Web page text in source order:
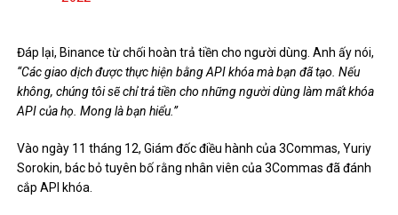
Đáp lại, Binance từ chối hoàn trả tiền cho người dùng.Anh ấy nói,
“Các giao dịch được thực hiện bằng API khóa mà bạn đã tạo.Nếu
không, chúng tôi sẽ chỉ trả tiền cho những người dùng làm mất khóa
API của họ. Mong là bạn hiểu.”
Vào ngày 11 tháng 12, Giám đốc điều hành của 3Commas, Yuriy
Sorokin, bác bỏ tuyên bố rằng nhân viên của 3Commas đã đánh
cắp API khóa.